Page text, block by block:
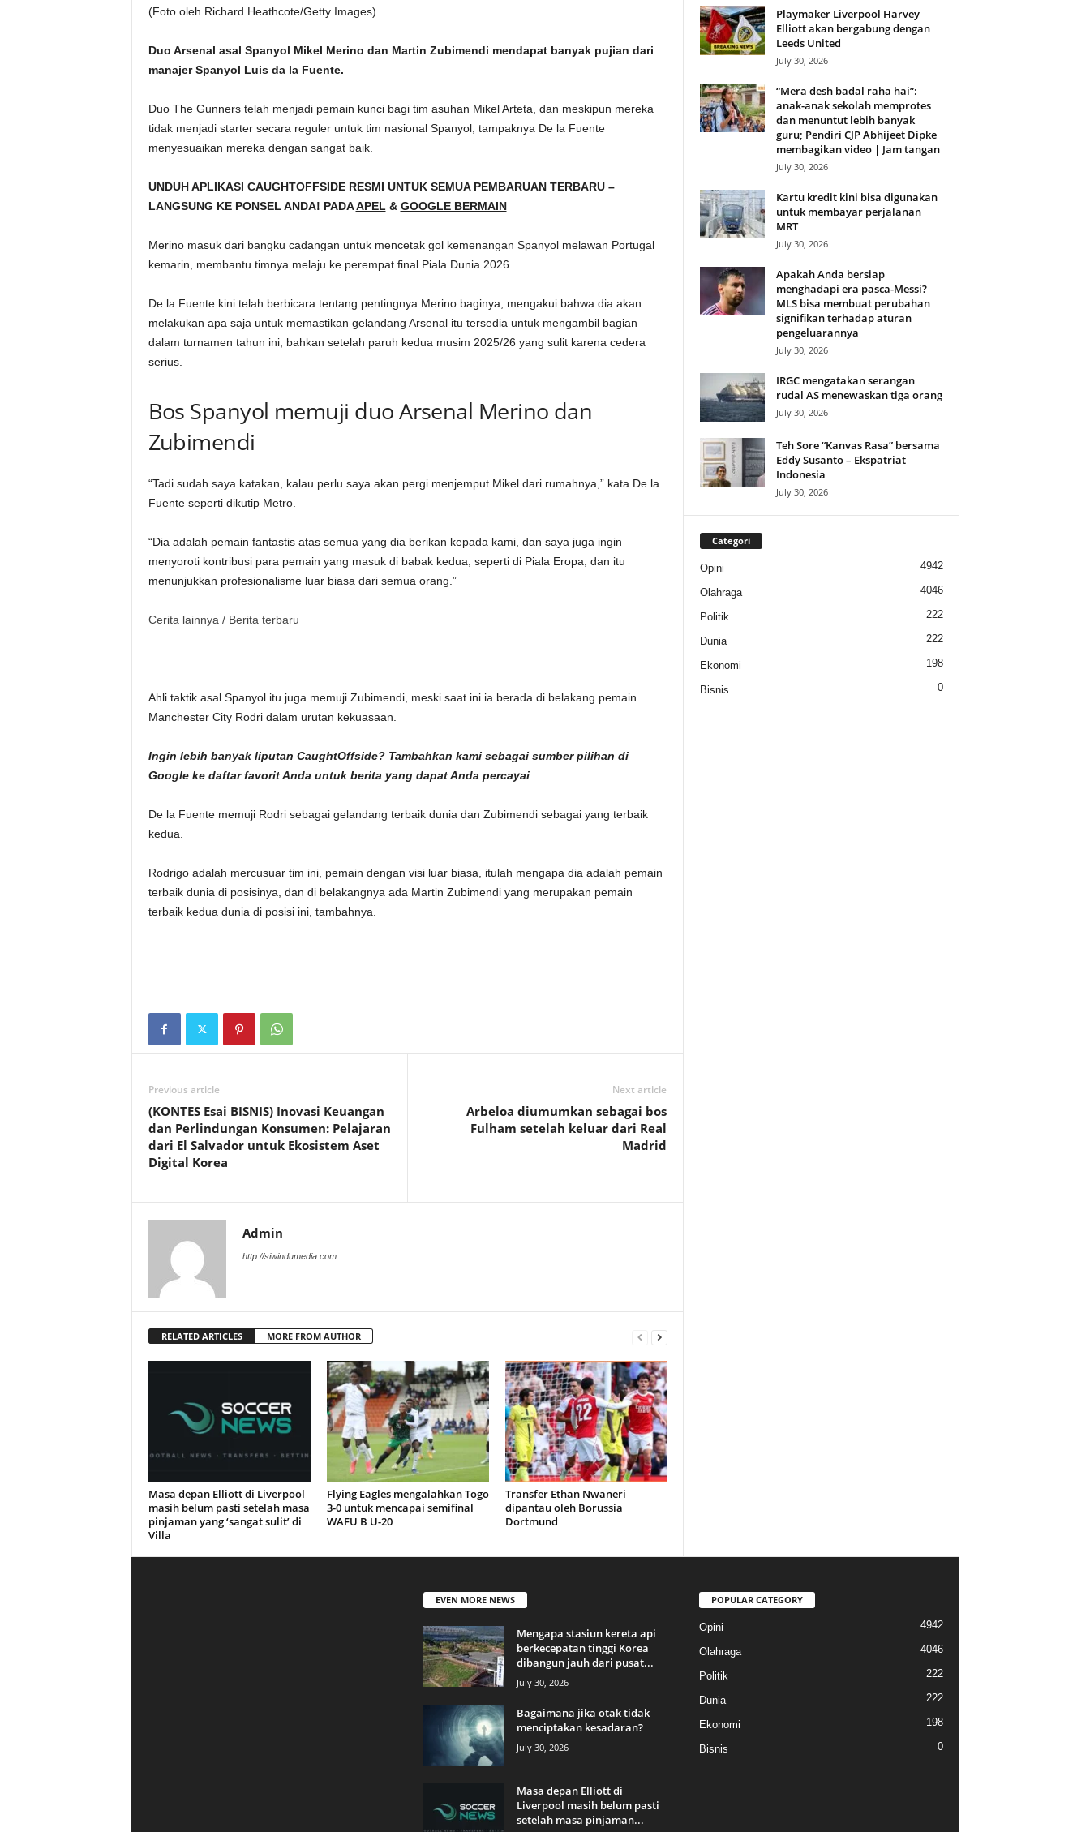
(Foto oleh Richard Heathcote/Getty Images)
Duo Arsenal asal Spanyol Mikel Merino dan Martin Zubimendi mendapat banyak pujian dari
manajer Spanyol Luis da la Fuente.
Duo The Gunners telah menjadi pemain kunci bagi tim asuhan Mikel Arteta, dan meskipun mereka
tidak menjadi starter secara reguler untuk tim nasional Spanyol, tampaknya De la Fuente
menyesuaikan mereka dengan sangat baik.
UNDUH APLIKASI CAUGHTOFFSIDE RESMI UNTUK SEMUA PEMBARUAN TERBARU –
LANGSUNG KE PONSEL ANDA! PADAAPEL& GOOGLE BERMAIN
Merino masuk dari bangku cadangan untuk mencetak gol kemenangan Spanyol melawan Portugal
kemarin, membantu timnya melaju ke perempat final Piala Dunia 2026.
De la Fuente kini telah berbicara tentang pentingnya Merino baginya, mengakui bahwa dia akan
melakukan apa saja untuk memastikan gelandang Arsenal itu tersedia untuk mengambil bagian
dalam turnamen tahun ini, bahkan setelah paruh kedua musim 2025/26 yang sulit karena cedera
serius.
Bos Spanyol memuji duo Arsenal Merino dan
Zubimendi
“Tadi sudah saya katakan, kalau perlu saya akan pergi menjemput Mikel dari rumahnya,” kata De la
Fuente seperti dikutip Metro.
“Dia adalah pemain fantastis atas semua yang dia berikan kepada kami, dan saya juga ingin
menyoroti kontribusi para pemain yang masuk di babak kedua, seperti di Piala Eropa, dan itu
menunjukkan profesionalisme luar biasa dari semua orang.”
Cerita lainnya / Berita terbaru
Ahli taktik asal Spanyol itu juga memuji Zubimendi, meski saat ini ia berada di belakang pemain
Manchester City Rodri dalam urutan kekuasaan.
Ingin lebih banyak liputan CaughtOffside? Tambahkan kami sebagai sumber pilihan di
Googleke daftar favorit Anda untuk berita yang dapat Anda percayai
De la Fuente memuji Rodri sebagai gelandang terbaik dunia dan Zubimendi sebagai yang terbaik
kedua.
Rodrigo adalah mercusuar tim ini, pemain dengan visi luar biasa, itulah mengapa dia adalah pemain
terbaik dunia di posisinya, dan di belakangnya ada Martin Zubimendi yang merupakan pemain
terbaik kedua dunia di posisi ini, tambahnya.
Previous article
(KONTES Esai BISNIS) Inovasi Keuangan
dan Perlindungan Konsumen: Pelajaran
dari El Salvador untuk Ekosistem Aset
Digital Korea
Next article
Arbeloa diumumkan sebagai bos
Fulham setelah keluar dari Real
Madrid
Admin
http://siwindumedia.com
RELATED ARTICLES MORE FROM AUTHOR
Masa depan Elliott di Liverpool
masih belum pasti setelah masa
pinjaman yang ‘sangat sulit’ di
Villa
Flying Eagles mengalahkan Togo
3-0 untuk mencapai semifinal
WAFU B U-20
Transfer Ethan Nwaneri
dipantau oleh Borussia
Dortmund
Playmaker Liverpool Harvey
Elliott akan bergabung dengan
Leeds United
July 30, 2026
“Mera desh badal raha hai”:
anak-anak sekolah memprotes
dan menuntut lebih banyak
guru; Pendiri CJP Abhijeet Dipke
membagikan video | Jam tangan
July 30, 2026
Kartu kredit kini bisa digunakan
untuk membayar perjalanan
MRT
July 30, 2026
Apakah Anda bersiap
menghadapi era pasca-Messi?
MLS bisa membuat perubahan
signifikan terhadap aturan
pengeluarannya
July 30, 2026
IRGC mengatakan serangan
rudal AS menewaskan tiga orang
July 30, 2026
Teh Sore “Kanvas Rasa” bersama
Eddy Susanto – Ekspatriat
Indonesia
July 30, 2026
Categori
Opini 4942
Olahraga 4046
Politik 222
Dunia 222
Ekonomi 198
Bisnis 0
EVEN MORE NEWS
Mengapa stasiun kereta api
berkecepatan tinggi Korea
dibangun jauh dari pusat...
July 30, 2026
Bagaimana jika otak tidak
menciptakan kesadaran?
July 30, 2026
Masa depan Elliott di
Liverpool masih belum pasti
setelah masa pinjaman...
POPULAR CATEGORY
Opini 4942
Olahraga 4046
Politik 222
Dunia 222
Ekonomi 198
Bisnis 0